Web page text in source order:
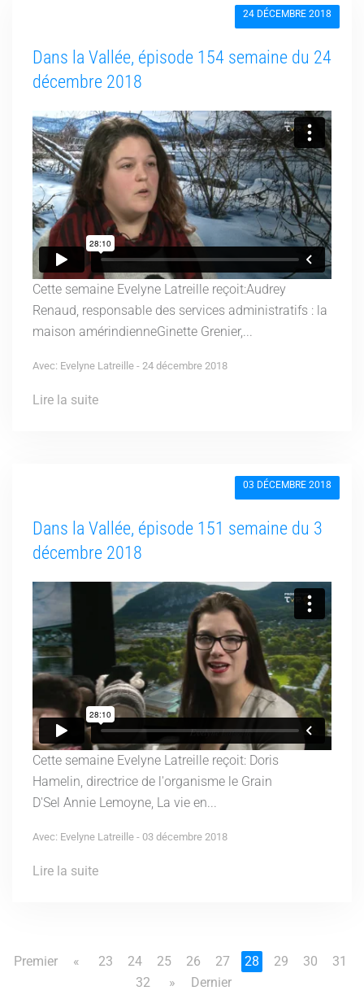
24 DÉCEMBRE 2018
Dans la Vallée, épisode 154 semaine du 24
décembre 2018
Cette semaine Evelyne Latreille reçoit:Audrey
Renaud, responsable des services administratifs : la
maison amérindienneGinette Grenier,...
Avec: Evelyne Latreille - 24 décembre 2018
Lire la suite
03 DÉCEMBRE 2018
Dans la Vallée, épisode 151 semaine du 3
décembre 2018
Cette semaine Evelyne Latreille reçoit: Doris
Hamelin, directrice de l'organisme le Grain
D'Sel Annie Lemoyne, La vie en...
Avec: Evelyne Latreille - 03 décembre 2018
Lire la suite
Premier « 23 24 25 26 27 28 29 30
31
32
» Dernier